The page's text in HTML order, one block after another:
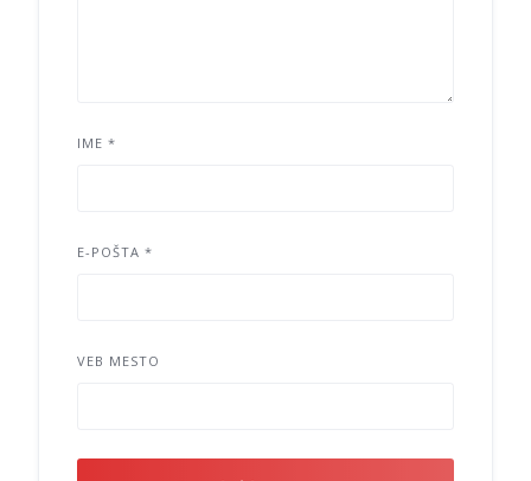
IME *
E-POŠTA *
VEB MESTO